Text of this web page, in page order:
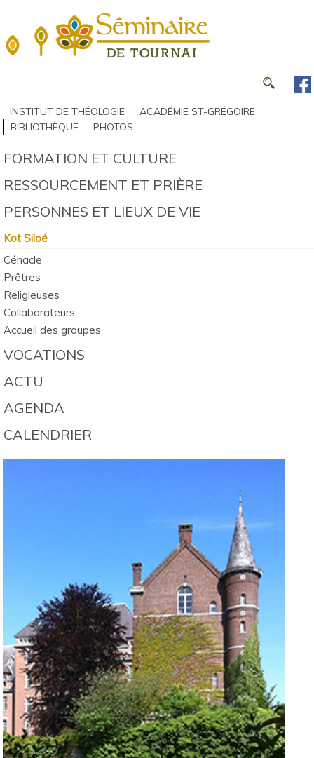
INSTITUT DE THÉOLOGIE
ACADÉMIE ST-GRÉGOIRE
BIBLIOTHÈQUE
PHOTOS
FORMATION ET CULTURE
RESSOURCEMENT ET PRIÈRE
PERSONNES ET LIEUX DE VIE
Kot Siloé
Cénacle
Prêtres
Religieuses
Collaborateurs
Accueil des groupes
VOCATIONS
ACTU
AGENDA
CALENDRIER